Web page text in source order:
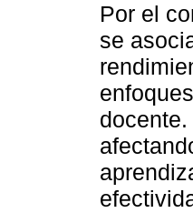
Por el
se